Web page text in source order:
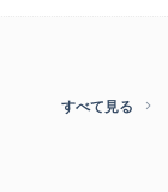
すべて見る